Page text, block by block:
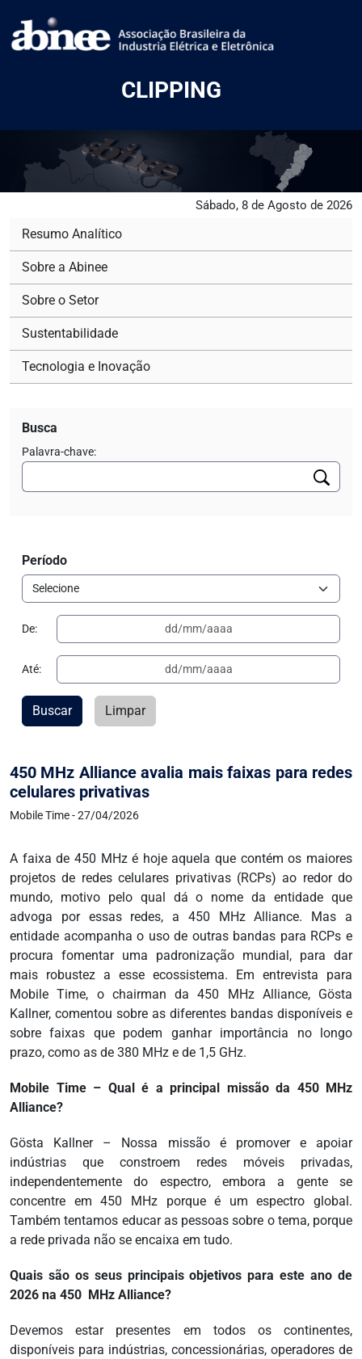
CLIPPING
Sábado, 8 de Agosto de 2026
450 MHz Alliance avalia mais faixas para redes
celulares privativas
Mobile Time - 27/04/2026
A faixa de 450 MHz é hoje aquela que contém os maiores
projetos de redes celulares privativas (RCPs) ao redor do
mundo, motivo pelo qual dá o nome da entidade que
advoga por essas redes, a 450 MHz Alliance. Mas a
entidade acompanha o uso de outras bandas para RCPs e
procura fomentar uma padronização mundial, para dar
mais robustez a esse ecossistema. Em entrevista para
Mobile Time, o chairman da 450 MHz Alliance, Gösta
Kallner, comentou sobre as diferentes bandas disponíveis e
sobre faixas que podem ganhar importância no longo
prazo, como as de 380 MHz e de 1,5 GHz.
Mobile Time – Qual é a principal missão da 450 MHz
Alliance?
Gösta Kallner – Nossa missão é promover e apoiar
indústrias que constroem redes móveis privadas,
independentemente do espectro, embora a gente se
concentre em 450 MHz porque é um espectro global.
Também tentamos educar as pessoas sobre o tema, porque
a rede privada não se encaixa em tudo.
Quais são os seus principais objetivos para este ano de
2026 na 450 MHz Alliance?
Devemos estar presentes em todos os continentes,
disponíveis para indústrias, concessionárias, operadores de
Resumo Analítico
Sobre a Abinee
Sobre o Setor
Sustentabilidade
Tecnologia e Inovação
Busca
Palavra-chave:
Período
De:
Até:
Buscar Limpar